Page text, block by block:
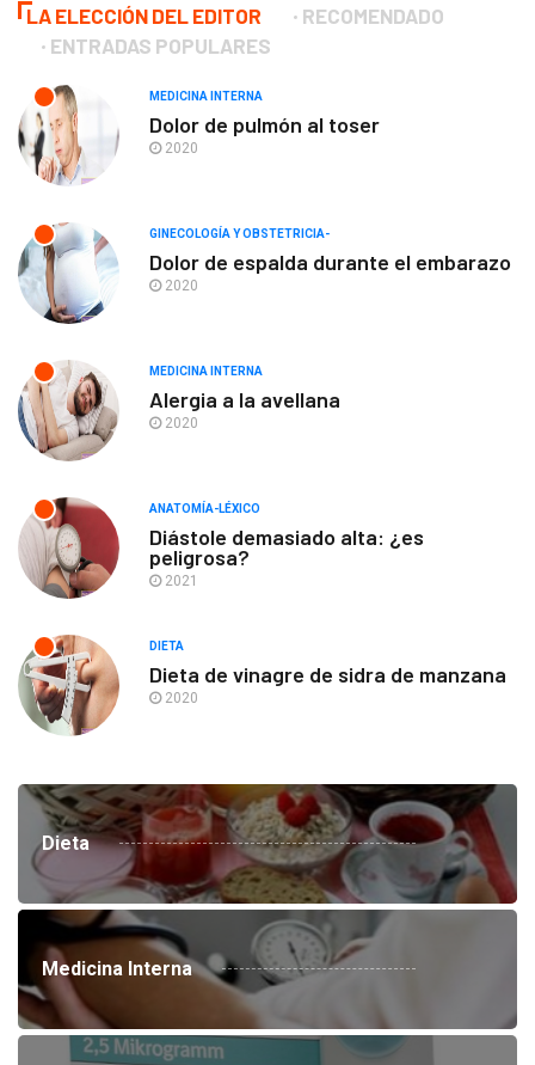
LA ELECCIÓN DEL EDITOR
RECOMENDADO
ENTRADAS POPULARES
MEDICINA INTERNA
Dolor de pulmón al toser
2020
GINECOLOGÍA Y OBSTETRICIA-
Dolor de espalda durante el embarazo
2020
MEDICINA INTERNA
Alergia a la avellana
2020
ANATOMÍA-LÉXICO
Diástole demasiado alta: ¿es
peligrosa?
2021
DIETA
Dieta de vinagre de sidra de manzana
2020
Dieta
Medicina Interna